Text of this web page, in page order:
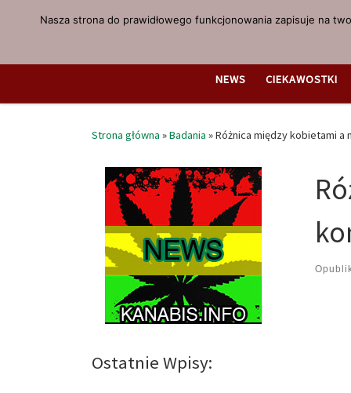
Przejdź do treści
NEWS CIEKAWOSTKI
Strona główna »Badania »Różnica między kobietami a
Ostatnie Wpisy:
Nasza strona do prawidłowego funkcjonowania zapisuje na